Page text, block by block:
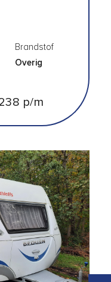
Brandstof
Overig
p/m